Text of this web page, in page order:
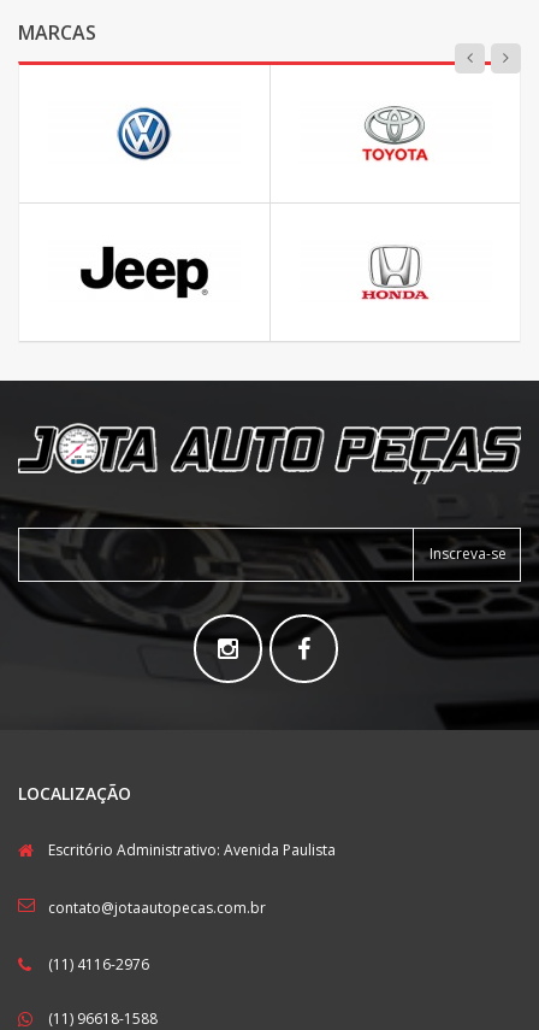
MARCAS
Inscreva-se
LOCALIZAÇÃO
Escritório Administrativo: Avenida Paulista
contato@jotaautopecas.com.br
(11) 4116-2976
(11) 96618-1588